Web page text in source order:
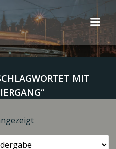
Inhalt
springen
MIT